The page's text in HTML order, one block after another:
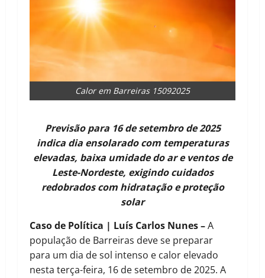
Calor em Barreiras 15092025
Previsão para 16 de setembro de 2025
indica dia ensolarado com temperaturas
elevadas, baixa umidade do ar e ventos de
Leste-Nordeste, exigindo cuidados
redobrados com hidratação e proteção
solar
Caso de Política | Luís Carlos Nunes –A
população de Barreiras deve se preparar
para um dia de sol intenso e calor elevado
nesta terça-feira, 16 de setembro de 2025. A